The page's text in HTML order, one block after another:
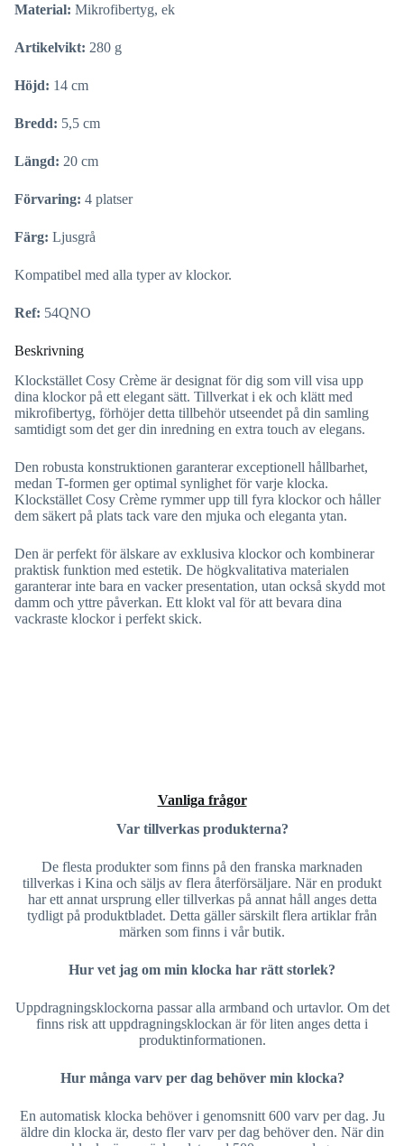
Material: Mikrofibertyg, ek
Artikelvikt: 280 g
Höjd: 14 cm
Bredd: 5,5 cm
Längd: 20 cm
Förvaring: 4 platser
Färg: Ljusgrå
Kompatibel med alla typer av klockor.
Ref: 54QNO
Beskrivning
Klockstället Cosy Crème är designat för dig som vill visa upp
dina klockor på ett elegant sätt. Tillverkat i ek och klätt med
mikrofibertyg, förhöjer detta tillbehör utseendet på din samling
samtidigt som det ger din inredning en extra touch av elegans.
Den robusta konstruktionen garanterar exceptionell hållbarhet,
medan T-formen ger optimal synlighet för varje klocka.
Klockstället Cosy Crème rymmer upp till fyra klockor och håller
dem säkert på plats tack vare den mjuka och eleganta ytan.
Den är perfekt för älskare av exklusiva klockor och kombinerar
praktisk funktion med estetik. De högkvalitativa materialen
garanterar inte bara en vacker presentation, utan också skydd mot
damm och yttre påverkan. Ett klokt val för att bevara dina
vackraste klockor i perfekt skick.
Vanliga frågor
Var tillverkas produkterna?
De flesta produkter som finns på den franska marknaden
tillverkas i Kina och säljs av flera återförsäljare. När en produkt
har ett annat ursprung eller tillverkas på annat håll anges detta
tydligt på produktbladet. Detta gäller särskilt flera artiklar från
märken som finns i vår butik.
Hur vet jag om min klocka har rätt storlek?
Uppdragningsklockorna passar alla armband och urtavlor. Om det
finns risk att uppdragningsklockan är för liten anges detta i
produktinformationen.
Hur många varv per dag behöver min klocka?
En automatisk klocka behöver i genomsnitt 600 varv per dag. Ju
äldre din klocka är, desto fler varv per dag behöver den. När din